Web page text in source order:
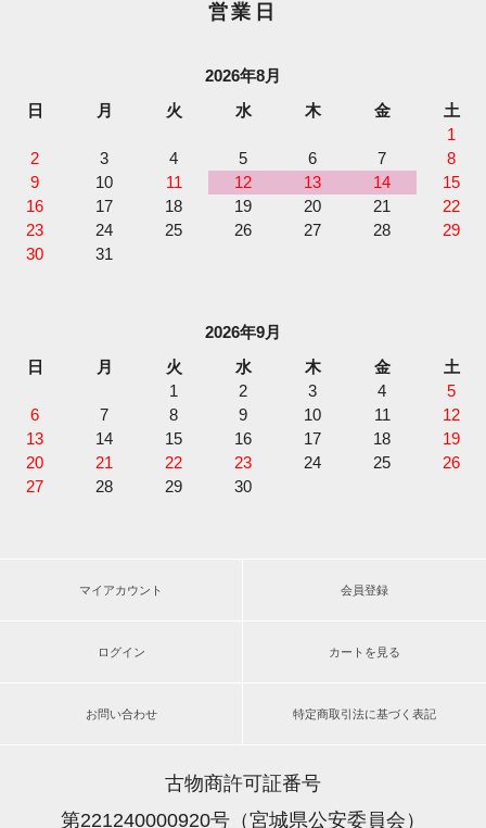
営業日
2026年8月
日
月 火 水 木 金
土
1
2
3 4 5 6 7
8
9
10 11 12 13 14
15
16
17 18 19 20 21
22
23
24 25 26 27 28
29
30
31
2026年9月
日
月 火 水 木 金
土
1
2 3 4
5
6
7 8 9 10 11
12
13
14 15 16 17 18
19
20
21 22 23 24 25
26
27
28 29 30
マイアカウント 会員登録
ログイン カートを見る
お問い合わせ 特定商取引法に基づく表記
古物商許可証番号
第221240000920号（宮城県公安委員会）